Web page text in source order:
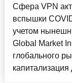
Сфера VPN
вспышки
учетом
Global Market
глобального
капитализация